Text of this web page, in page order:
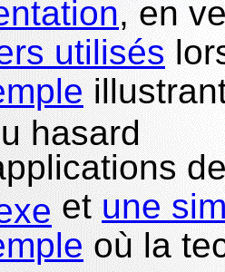
, en
utilisés
hasard
et une
où la